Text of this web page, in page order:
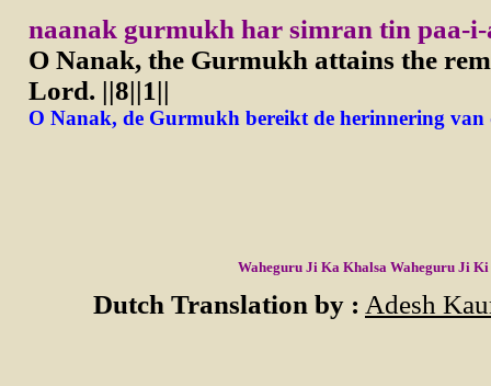
naanak gurmukh har simran tin paa-i-
O Nanak, the Gurmukh attains the
Lord. ||8||1||
O Nanak, de Gurmukh bereikt de herinnering
Waheguru Ji Ka Khalsa Waheguru Ji Ki
Dutch Translation by : Adesh